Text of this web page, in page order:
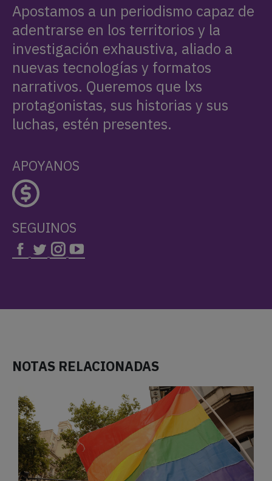
Apostamos a un periodismo capaz de
adentrarse en los territorios y la
investigación exhaustiva, aliado a
nuevas tecnologías y formatos
narrativos. Queremos que lxs
protagonistas, sus historias y sus
luchas, estén presentes.
APOYANOS
SEGUINOS
NOTAS RELACIONADAS